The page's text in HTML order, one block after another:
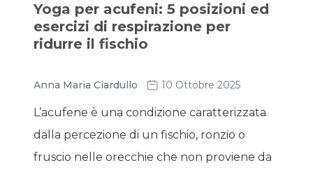
Yoga per acufeni: 5 posizioni ed
esercizi di respirazione per
ridurre il fischio
Anna Maria Ciardullo 10 Ottobre 2025
L’acufene è una condizione caratterizzata
dalla percezione di un fischio, ronzio o
fruscio nelle orecchie che non proviene da